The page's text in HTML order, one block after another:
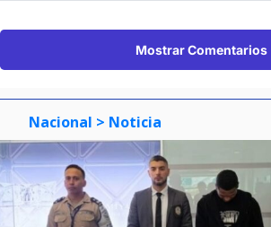
Mostrar Comentarios
Nacional > Noticia